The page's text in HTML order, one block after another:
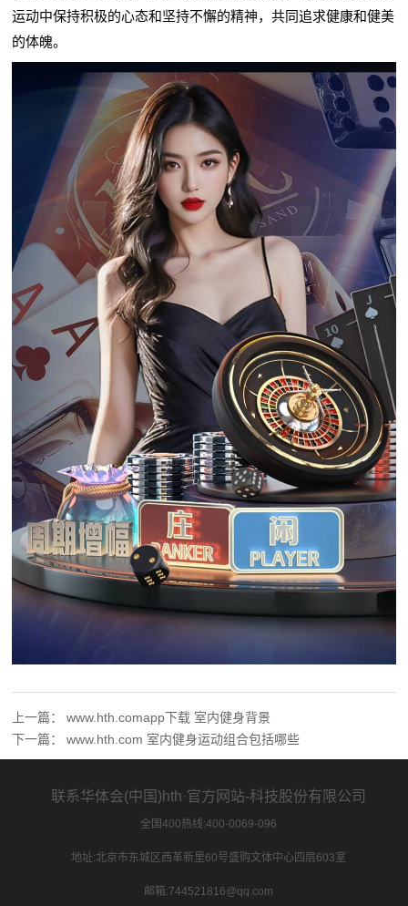
运动中保持积极的心态和坚持不懈的精神，共同追求健康和健美
的体魄。
上一篇：www.hth.comapp下载 室内健身背景
下一篇：www.hth.com 室内健身运动组合包括哪些
联系华体会(中国)hth·官方网站-科技股份有限公司
全国400热线:400-0069-096
地址:北京市东城区西革新里60号盛购文体中心四层603室
邮箱:744521816@qq.com